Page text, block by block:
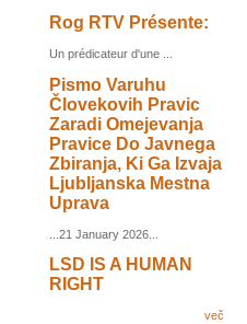
Rog RTV Présente:
Un prédicateur d'une ...
Pismo Varuhu
Človekovih Pravic
Zaradi Omejevanja
Pravice Do Javnega
Zbiranja, Ki Ga Izvaja
Ljubljanska Mestna
Uprava
...21 January 2026...
LSD IS A HUMAN
RIGHT
več